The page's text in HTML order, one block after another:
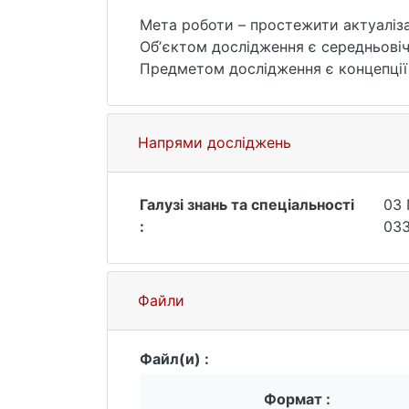
Мета роботи – простежити
Об́ʼєктом дослідження є
Предметом дослідження є
Кентерберійського.
У ході здійснення дослідженні були
розвиток подальшої історії
через мовно-концептуальні
були розглянуті центральні праці
їх зв’язок з поставленими
Напрями досліджень
Галузі знань та спеціальності
:
03
Файли
Файл(и) :
Формат :